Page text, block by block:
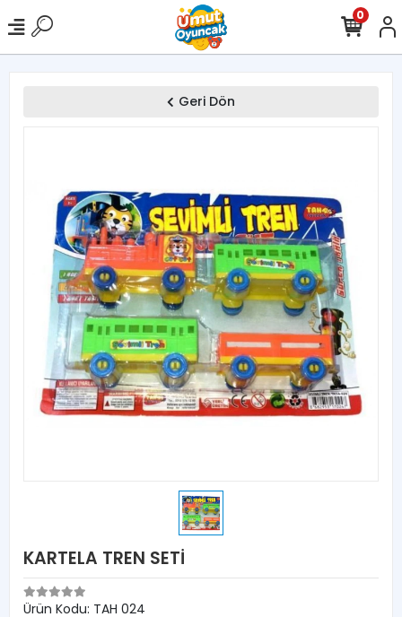
0
Geri Dön
KARTELA TREN SETİ
Ürün Kodu: TAH 024